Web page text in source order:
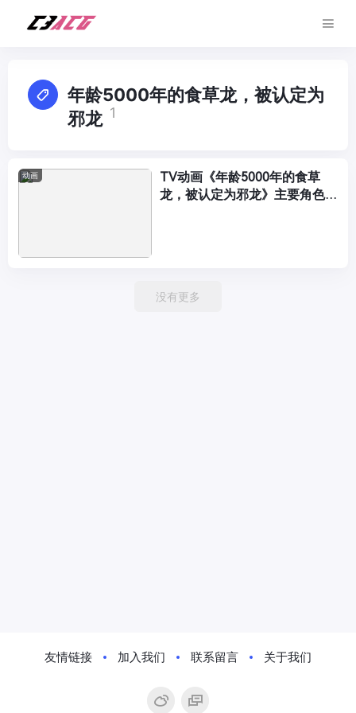
年龄5000年的食草龙，被认定为
邪龙 1
动画
TV动画《年龄5000年的食草
龙，被认定为邪龙》主要角色和
没有更多
友情链接 加入我们 联系留言 关于我们